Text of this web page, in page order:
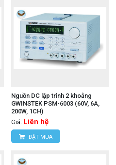
Nguồn DC lập trình 2 khoảng
GWINSTEK PSM-6003 (60V, 6A,
200W, 1CH)
Giá: Liên hệ
ĐẶT MUA